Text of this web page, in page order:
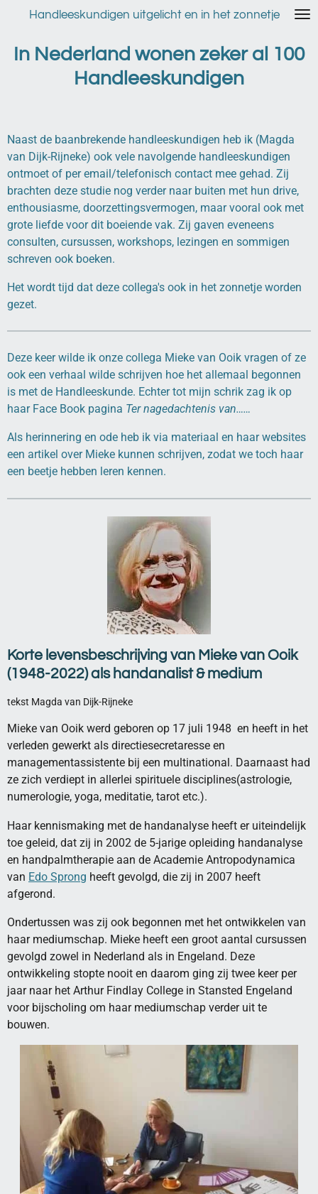
naar
hoofdinhoud
Handleeskundigen uitgelicht en in het zonnetje
In Nederland wonen zeker al 100
Handleeskundigen
Naast de baanbrekende handleeskundigen heb ik (Magda
van Dijk-Rijneke) ook vele navolgende handleeskundigen
ontmoet of per email/telefonisch contact mee gehad. Zij
brachten deze studie nog verder naar buiten met hun drive,
enthousiasme, doorzettingsvermogen, maar vooral ook met
grote liefde voor dit boeiende vak. Zij gaven eveneens
consulten, cursussen, workshops, lezingen en sommigen
schreven ook boeken.
Het wordt tijd dat deze collega's ook in het zonnetje worden
gezet.
Deze keer wilde ik onze collega Mieke van Ooik vragen of ze
ook een verhaal wilde schrijven hoe het allemaal begonnen
is met de Handleeskunde. Echter tot mijn schrik zag ik op
haar Face Book pagina Ter nagedachtenis van……
Als herinnering en ode heb ik via materiaal en haar websites
een artikel over Mieke kunnen schrijven, zodat we toch haar
een beetje hebben leren kennen.
Korte levensbeschrijving van Mieke van Ooik
(1948-2022) als handanalist & medium
tekst Magda van Dijk-Rijneke
Mieke van Ooik werd geboren op 17 juli 1948 en heeft in het
verleden gewerkt als directiesecretaresse en
managementassistente bij een multinational. Daarnaast had
ze zich verdiept in allerlei spirituele disciplines(astrologie,
numerologie, yoga, meditatie, tarot etc.).
Haar kennismaking met de handanalyse heeft er uiteindelijk
toe geleid, dat zij in 2002 de 5-jarige opleiding handanalyse
en handpalmtherapie aan de Academie Antropodynamica
van Edo Sprong heeft gevolgd, die zij in 2007 heeft
afgerond.
Ondertussen was zij ook begonnen met het ontwikkelen van
haar mediumschap. Mieke heeft een groot aantal cursussen
gevolgd zowel in Nederland als in Engeland. Deze
ontwikkeling stopte nooit en daarom ging zij twee keer per
jaar naar het Arthur Findlay College in Stansted Engeland
voor bijscholing om haar mediumschap verder uit te
bouwen.